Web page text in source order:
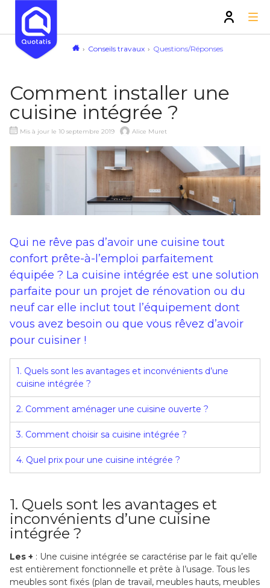
Conseils travaux Questions/Réponses
Comment installer une
cuisine intégrée ?
Mis à jour le 10 septembre 2019 Alice Muret
Qui ne rêve pas d’avoir une cuisine tout
confort prête-à-l’emploi parfaitement
équipée ? La cuisine intégrée est une solution
parfaite pour un projet de rénovation ou du
neuf car elle inclut tout l’équipement dont
vous avez besoin ou que vous rêvez d’avoir
pour cuisiner !
1. Quels sont les avantages et inconvénients d’une
cuisine intégrée ?
2. Comment aménager une cuisine ouverte ?
3. Comment choisir sa cuisine intégrée ?
4. Quel prix pour une cuisine intégrée ?
1. Quels sont les avantages et
inconvénients d’une cuisine
intégrée ?
Les + : Une cuisine intégrée se caractérise par le fait qu’elle
est entièrement fonctionnelle et prête à l’usage. Tous les
meubles sont fixés (plan de travail, meubles hauts, meubles